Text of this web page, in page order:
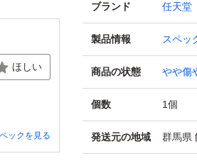
ほしい
ックを見る
ブランド 任天堂
製品情報 スペッ
商品の状態 やや傷
個数 1個
発送元の地域 群馬県